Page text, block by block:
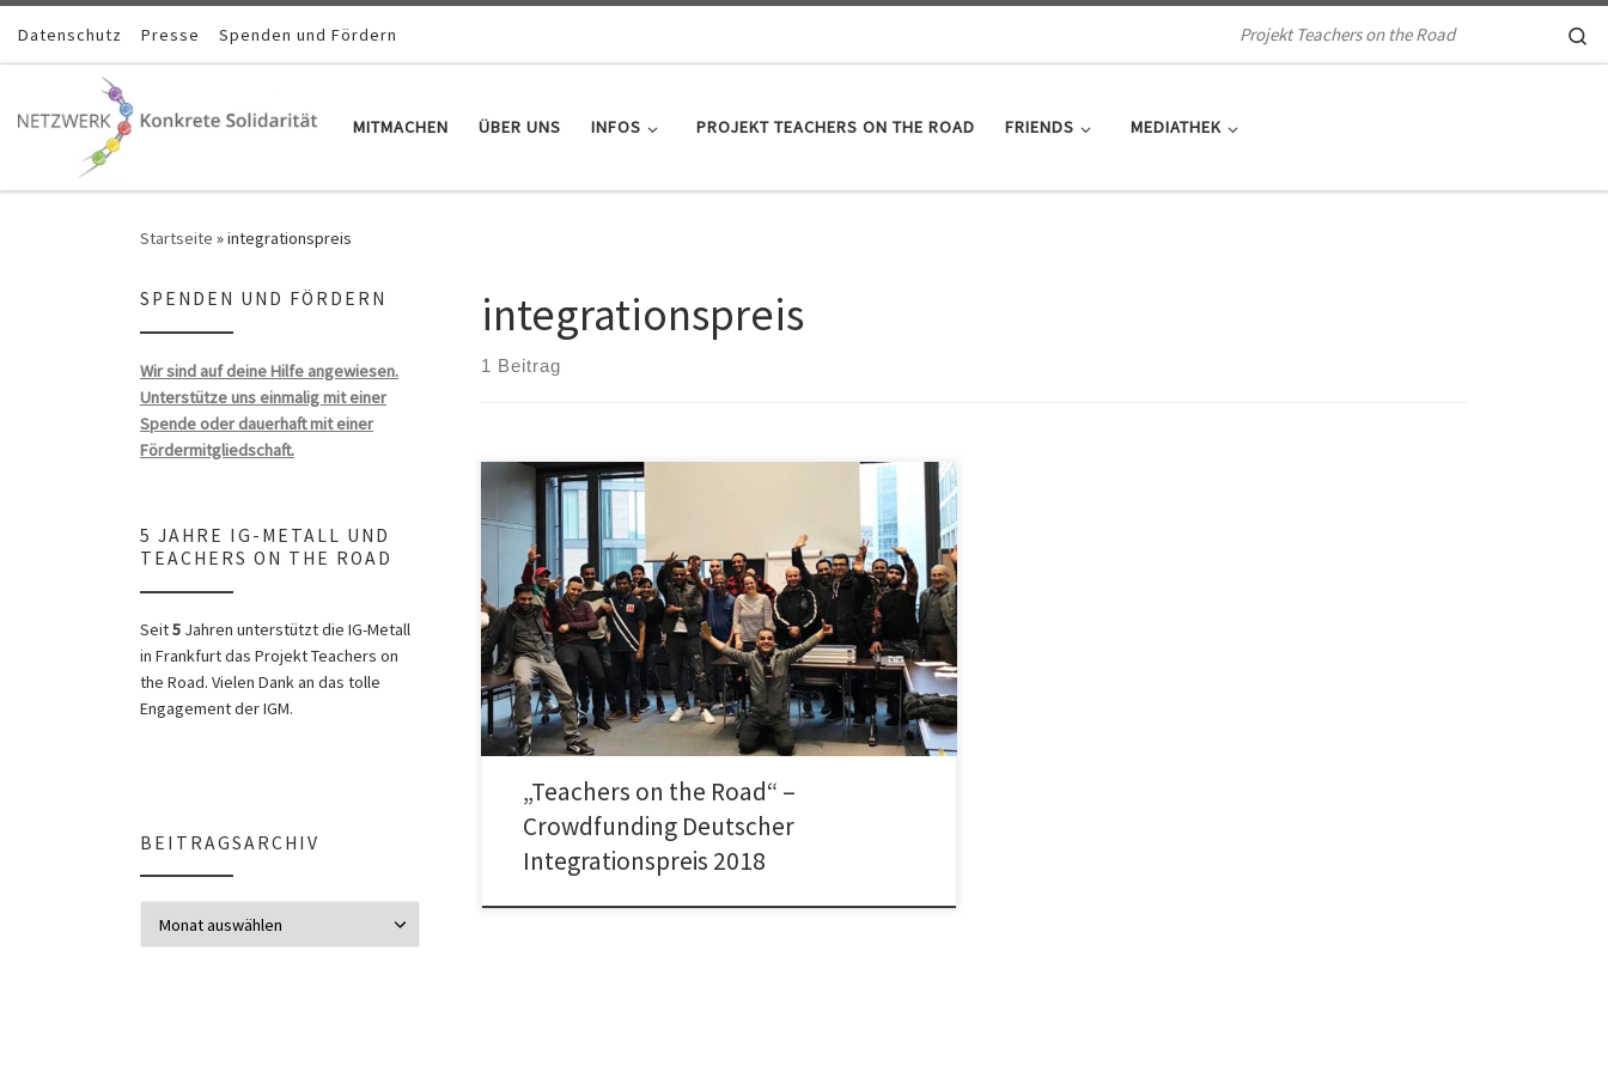
Zum Inhalt springen
Datenschutz Presse Spenden und Fördern Projekt Teachers on the Road
MITMACHEN ÜBER UNS INFOS PROJEKT TEACHERS ON THE ROAD FRIENDS MEDIATHEK
Startseite »integrationspreis
integrationspreis
1 Beitrag
Teachers on the Road Frankfurter Kandidat für den Deutschen
Integrationspreis 2018 Kostenloser Deutsch-Unterricht für
Geflüchtete und Migrantinnen und Migranten – […]
„Teachers on the Road“ –
Crowdfunding Deutscher
Integrationspreis 2018
SPENDEN UND FÖRDERN
Wir sind auf deine Hilfe angewiesen.
Unterstütze uns einmalig mit einer
Spende oder dauerhaft mit einer
Fördermitgliedschaft.
5 JAHRE IG-METALL UND
TEACHERS ON THE ROAD
Seit5 Jahren unterstützt die IG-Metall
in Frankfurt das Projekt Teachers on
the Road. Vielen Dank an das tolle
Engagement der IGM.
BEITRAGSARCHIV